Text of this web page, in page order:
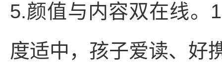
5.颜值与内容双在线。
度适中，孩子爱读、好